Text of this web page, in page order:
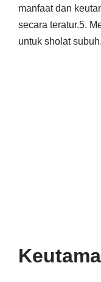
manfaat dan
secara teratur.5.
untuk sholat subuh.